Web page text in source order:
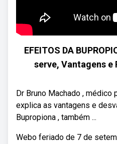
EFEITOS DA
serve, Vantagens e
Dr Bruno Machado , médico
explica as vantagens e
Bupropiona , também ...
Webo feriado de 7 de